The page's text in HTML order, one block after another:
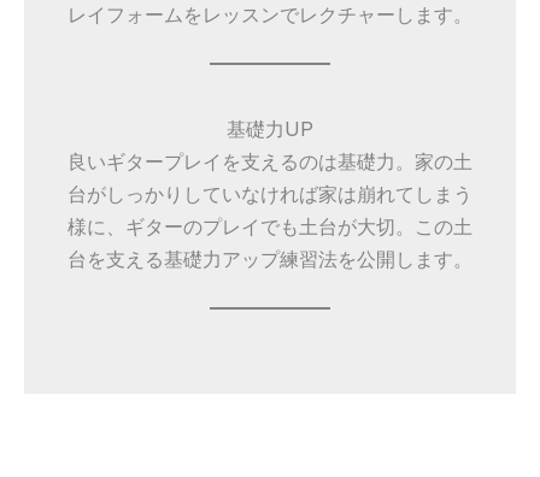
レイフォームをレッスンでレクチャーします。
基礎力UP
良いギタープレイを支えるのは基礎力。家の土
台がしっかりしていなければ家は崩れてしまう
様に、ギターのプレイでも土台が大切。この土
台を支える基礎力アップ練習法を公開します。